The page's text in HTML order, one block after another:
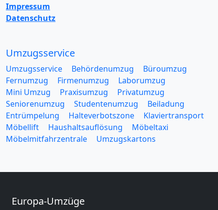
Impressum
Datenschutz
Umzugsservice
Umzugsservice Behördenumzug
Büroumzug
Fernumzug
Firmenumzug
Laborumzug
Mini Umzug
Praxisumzug
Privatumzug
Seniorenumzug
Studentenumzug
Beiladung
Entrümpelung
Halteverbotszone
Klaviertransport
Möbellift
Haushaltsauflösung
Möbeltaxi
Möbelmitfahrzentrale
Umzugskartons
Europa-Umzüge